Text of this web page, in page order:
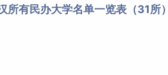
有民办大学名单一览表（31所）